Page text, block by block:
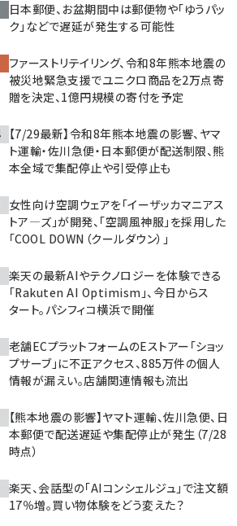
日本郵便、お盆期間中は郵便物や「ゆうパッ
ク」などで遅延が発生する可能性
ファーストリテイリング、令和8年熊本地震の
被災地緊急支援でユニクロ商品を2万点寄
贈を決定、1億円規模の寄付を予定
【7/29最新】令和8年熊本地震の影響、ヤマ
ト運輸・佐川急便・日本郵便が配送制限、熊
本全域で集配停止や引受停止も
女性向け空調ウェアを「イーザッカマニアス
トア―ズ」が開発、「空調風神服」を採用した
「COOL DOWN（クールダウン）」
楽天の最新AIやテクノロジーを体験できる
「Rakuten AI Optimism」、今日からス
タート。パシフィコ横浜で開催
老舗ECプラットフォームのEストアー「ショッ
プサーブ」に不正アクセス、885万件の個人
情報が漏えい。店舗関連情報も流出
【熊本地震の影響】ヤマト運輸、佐川急便、日
本郵便で配送遅延や集配停止が発生（7/28
時点）
楽天、会話型の「AIコンシェルジュ」で注文額
17％増。買い物体験をどう変えた？